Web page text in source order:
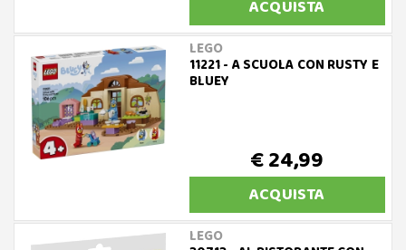
ACQUISTA
LEGO
11221 - A SCUOLA CON RUSTY E
BLUEY
€ 24,99
ACQUISTA
LEGO